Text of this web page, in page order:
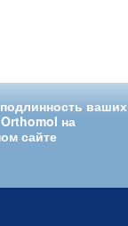
ваших
на
сайте